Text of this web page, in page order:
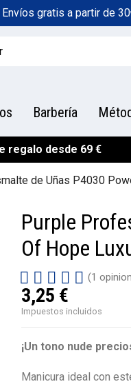
Envíos gratis a partir de
Barbería
regalo desde 69 €
de Uñas P4030
Purple
Of Hope
(1
3,25 €
Impuestos incluidos
¡Un tono nude
Manicura ideal con